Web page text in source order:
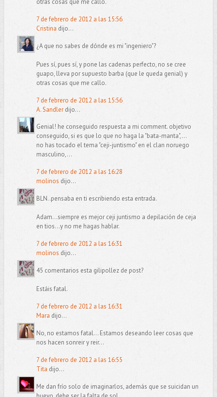
7 de febrero de 2012 a las 15:56
Cristina dijo...
¿A que no sabes de dónde es mi "ingeniero"?
Pues sí, pues sí, y pone las cadenas perfecto, no se cree
guapo, lleva por supuesto barba (que le queda genial) y
otras cosas que me callo.
7 de febrero de 2012 a las 15:56
A. Sandlerdijo...
Genial! he conseguido respuesta a mi comment. objetivo
conseguido, si es que lo que no haga la "bata-manta",...
no has tocado el tema "ceji-juntismo" en el clan noruego
masculino,...
7 de febrero de 2012 a las 16:28
molinos dijo...
BLN..pensaba en ti escribiendo esta entrada.
Adam...siempre es mejor ceji juntismo a depilación de ceja
en tios...y no me hagas hablar.
7 de febrero de 2012 a las 16:31
molinos dijo...
45 comentarios esta gilipollez de post?
Estáis fatal.
7 de febrero de 2012 a las 16:31
Mara dijo...
No, no estamos fatal... Estamos deseando leer cosas que
nos hacen sonreir y reir...
7 de febrero de 2012 a las 16:55
Tita dijo...
Me dan frío solo de imaginarlos, además que se suicidan un